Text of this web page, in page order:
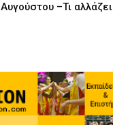
Αυγούστου –Τι αλλάζει